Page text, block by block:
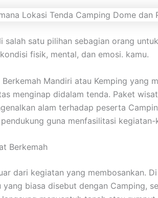
satu pilihan sebagian orang
fisik, mental, dan emosi. kamu.
Mandiri atau Kemping
menginap didalam tenda. Paket
alam terhadap peserta
guna menfasilitasi
Berkemah
dari kegiatan yang membosankan.
biasa disebut dengan Camping,